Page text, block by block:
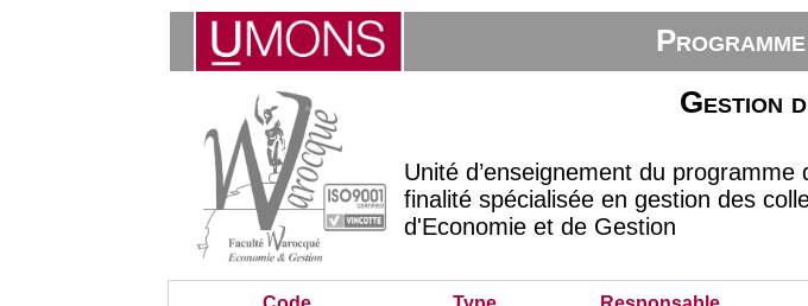
Gestion
Unité d’enseignement du
finalité spécialisée en gestion des
d'Economie et de Gestion